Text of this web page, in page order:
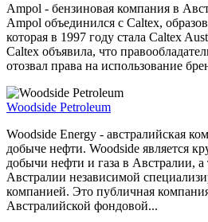
Ampol - бензиновая компания в
Ampol объединился с Caltex,
которая в 1997 году стала Caltex
Caltex объявила, что
отозвал права на использование
Woodside Petroleum
Woodside Energy - австралийская
добыче нефти. Woodside является
добычи нефти и газа в Австралии,
Австралии независимой
компанией. Это публичная
Австралийской фондовой...